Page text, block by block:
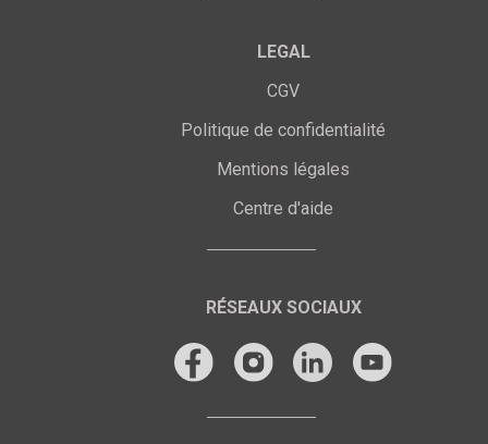
LEGAL
CGV
Politique de confidentialité
Mentions légales
Centre d'aide
RÉSEAUX SOCIAUX